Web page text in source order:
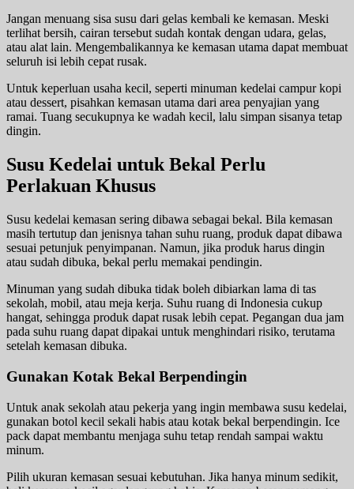
Jangan menuang sisa susu dari gelas kembali ke kemasan. Meski
terlihat bersih, cairan tersebut sudah kontak dengan udara, gelas,
atau alat lain. Mengembalikannya ke kemasan utama dapat membuat
seluruh isi lebih cepat rusak.
Untuk keperluan usaha kecil, seperti minuman kedelai campur kopi
atau dessert, pisahkan kemasan utama dari area penyajian yang
ramai. Tuang secukupnya ke wadah kecil, lalu simpan sisanya tetap
dingin.
Susu Kedelai untuk Bekal Perlu
Perlakuan Khusus
Susu kedelai kemasan sering dibawa sebagai bekal. Bila kemasan
masih tertutup dan jenisnya tahan suhu ruang, produk dapat dibawa
sesuai petunjuk penyimpanan. Namun, jika produk harus dingin
atau sudah dibuka, bekal perlu memakai pendingin.
Minuman yang sudah dibuka tidak boleh dibiarkan lama di tas
sekolah, mobil, atau meja kerja. Suhu ruang di Indonesia cukup
hangat, sehingga produk dapat rusak lebih cepat. Pegangan dua jam
pada suhu ruang dapat dipakai untuk menghindari risiko, terutama
setelah kemasan dibuka.
Gunakan Kotak Bekal Berpendingin
Untuk anak sekolah atau pekerja yang ingin membawa susu kedelai,
gunakan botol kecil sekali habis atau kotak bekal berpendingin. Ice
pack dapat membantu menjaga suhu tetap rendah sampai waktu
minum.
Pilih ukuran kemasan sesuai kebutuhan. Jika hanya minum sedikit,